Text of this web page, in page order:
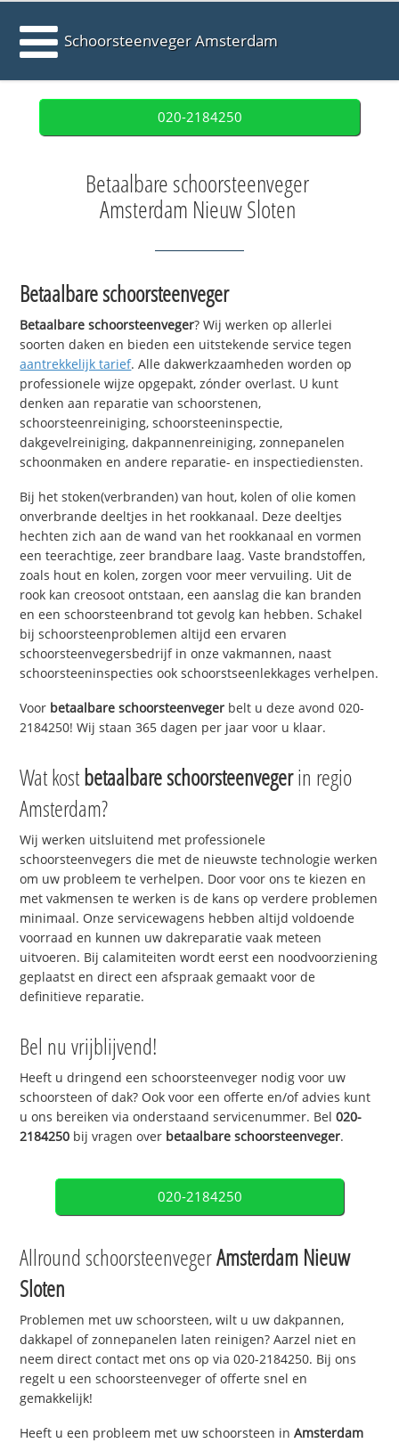
Schoorsteenveger Amsterdam
020-2184250
Betaalbare schoorsteenveger
Amsterdam Nieuw Sloten
Betaalbare schoorsteenveger
Betaalbare schoorsteenveger? Wij werken op allerlei
soorten daken en bieden een uitstekende service tegen
aantrekkelijk tarief. Alle dakwerkzaamheden worden op
professionele wijze opgepakt, zónder overlast. U kunt
denken aan reparatie van schoorstenen,
schoorsteenreiniging, schoorsteeninspectie,
dakgevelreiniging, dakpannenreiniging, zonnepanelen
schoonmaken en andere reparatie- en inspectiediensten.
Bij het stoken(verbranden) van hout, kolen of olie komen
onverbrande deeltjes in het rookkanaal. Deze deeltjes
hechten zich aan de wand van het rookkanaal en vormen
een teerachtige, zeer brandbare laag. Vaste brandstoffen,
zoals hout en kolen, zorgen voor meer vervuiling. Uit de
rook kan creosoot ontstaan, een aanslag die kan branden
en een schoorsteenbrand tot gevolg kan hebben. Schakel
bij schoorsteenproblemen altijd een ervaren
schoorsteenvegersbedrijf in onze vakmannen, naast
schoorsteeninspecties ook schoorstseenlekkages verhelpen.
Voor betaalbare schoorsteenveger belt u deze avond 020-
2184250! Wij staan 365 dagen per jaar voor u klaar.
Wat kostbetaalbare schoorsteenvegerin regio
Amsterdam?
Wij werken uitsluitend met professionele
schoorsteenvegers die met de nieuwste technologie werken
om uw probleem te verhelpen. Door voor ons te kiezen en
met vakmensen te werken is de kans op verdere problemen
minimaal. Onze servicewagens hebben altijd voldoende
voorraad en kunnen uw dakreparatie vaak meteen
uitvoeren. Bij calamiteiten wordt eerst een noodvoorziening
geplaatst en direct een afspraak gemaakt voor de
definitieve reparatie.
Bel nu vrijblijvend!
Heeft u dringend een schoorsteenveger nodig voor uw
schoorsteen of dak? Ook voor een offerte en/of advies kunt
u ons bereiken via onderstaand servicenummer. Bel020-
2184250 bij vragen over betaalbare schoorsteenveger.
020-2184250
Allround schoorsteenvegerAmsterdam Nieuw
Sloten
Problemen met uw schoorsteen, wilt u uw dakpannen,
dakkapel of zonnepanelen laten reinigen? Aarzel niet en
neem direct contact met ons op via 020-2184250. Bij ons
regelt u een schoorsteenveger of offerte snel en
gemakkelijk!
Heeft u een probleem met uw schoorsteen inAmsterdam